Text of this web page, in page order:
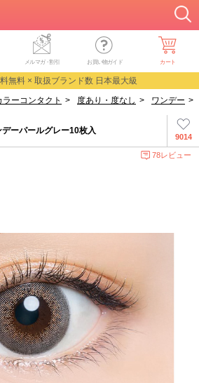
メルマガ・割引 お買い物ガイド カート
無料 × 取扱ブランド数 日本最大級
ラーコンタクト > 度あり・度なし > ワンデー >
9014
ーパールグレー10枚入
78レビュー